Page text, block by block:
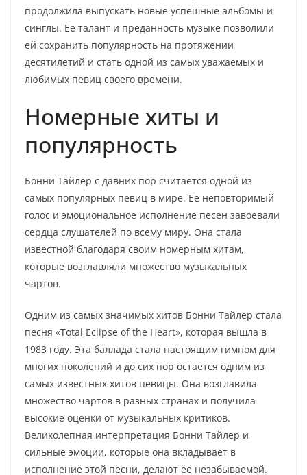
продолжила выпускать новые успешные альбомы и
синглы. Ее талант и преданность музыке позволили
ей сохранить популярность на протяжении
десятилетий и стать одной из самых уважаемых и
любимых певиц своего времени.
Номерные хиты и
популярность
Бонни Тайлер с давних пор считается одной из
самых популярных певиц в мире. Ее неповторимый
голос и эмоциональное исполнение песен завоевали
сердца слушателей по всему миру. Она стала
известной благодаря своим номерным хитам,
которые возглавляли множество музыкальных
чартов.
Одним из самых значимых хитов Бонни Тайлер стала
песня «Total Eclipse of the Heart», которая вышла в
1983 году. Эта баллада стала настоящим гимном для
многих поколений и до сих пор остается одним из
самых известных хитов певицы. Она возглавила
множество чартов в разных странах и получила
высокие оценки от музыкальных критиков.
Великолепная интерпретация Бонни Тайлер и
сильные эмоции, которые она вкладывает в
исполнение этой песни, делают ее незабываемой.